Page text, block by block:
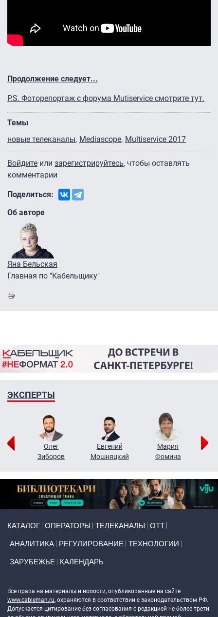
Продолжение следует...
P.S. Фоторепортаж с форума Mutiservice смотрите тут.
Темы
новые телеканалы Mediascope Multiservice 2017
Войдите или зарегистрируйтесь, чтобы оставлять
комментарии
Поделиться:
Об авторе
Яна Бельская
Главная по "Кабельщику"
ЭКСПЕРТЫ
Олег
Зиборов
Евгений
Мошняцкий
Мария
Фомина
КАТАЛОГ ОПЕРАТОРЫ ТЕЛЕКАНАЛЫ ОТТ
АНАЛИТИКА РЕГУЛИРОВАНИЕ ТЕХНОЛОГИИ
ЗАРУБЕЖЬЕ КАЛЕНДАРЬ
Все права на материалы и новости, опубликованные на сайте
www.cableman.ru, охраняются в соответствии с законодательством РФ.
Допускается цитирование без согласования с редакцией не более трети